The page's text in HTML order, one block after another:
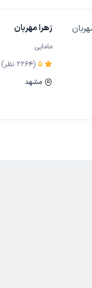
زهرا مهربان
مامایی
5
(
2264 نظر)
مشهد